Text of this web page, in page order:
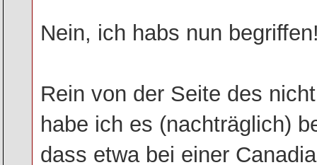
Nein, ich habs nun
Rein von der Seite des
habe ich es (nachträglich)
dass etwa bei einer